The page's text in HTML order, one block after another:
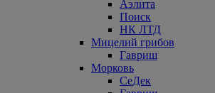
Аэлита
Поиск
НК ЛТД
Мицелий грибов
Гавриш
Морковь
СеДек